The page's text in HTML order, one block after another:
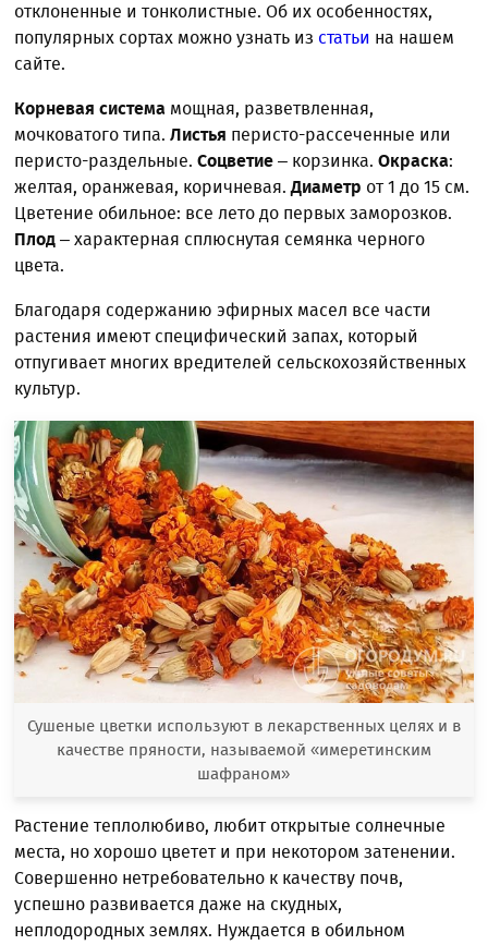
отклоненные и тонколистные. Об их особенностях,
популярных сортах можно узнать из статьи на нашем
сайте.
Корневая система мощная, разветвленная,
мочковатого типа.Листья перисто-рассеченные или
перисто-раздельные.Соцветие – корзинка.Окраска:
желтая, оранжевая, коричневая.Диаметр от 1 до 15 см.
Цветение обильное: все лето до первых заморозков.
Плод – характерная сплюснутая семянка черного
цвета.
Благодаря содержанию эфирных масел все части
растения имеют специфический запах, который
отпугивает многих вредителей сельскохозяйственных
культур.
Сушеные цветки используют в лекарственных целях и в
качестве пряности, называемой «имеретинским
шафраном»
Растение теплолюбиво, любит открытые солнечные
места, но хорошо цветет и при некотором затенении.
Совершенно нетребовательно к качеству почв,
успешно развивается даже на скудных,
неплодородных землях. Нуждается в обильном